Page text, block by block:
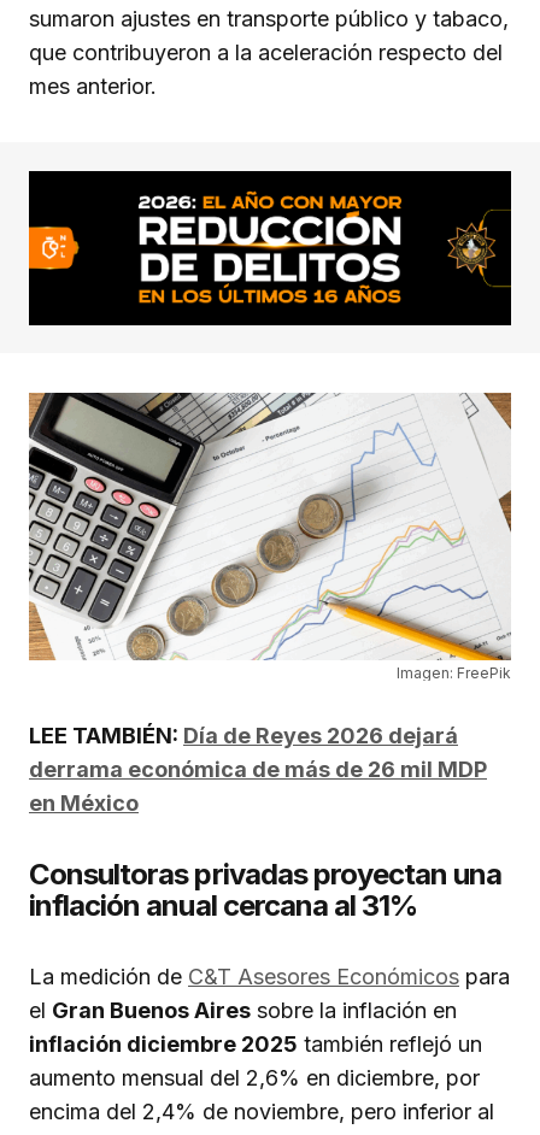
sumaron ajustes en transporte público y tabaco,
que contribuyeron a la aceleración respecto del
mes anterior.
Imagen: FreePik
LEE TAMBIÉN: Día de Reyes 2026 dejará
derrama económica de más de 26 mil MDP
en México
Consultoras privadas proyectan una
inflación anual cercana al 31%
La medición de C&T Asesores Económicos para
el Gran Buenos Aires sobre la inflación en
inflación diciembre 2025 también reflejó un
aumento mensual del 2,6% en diciembre, por
encima del 2,4% de noviembre, pero inferior al